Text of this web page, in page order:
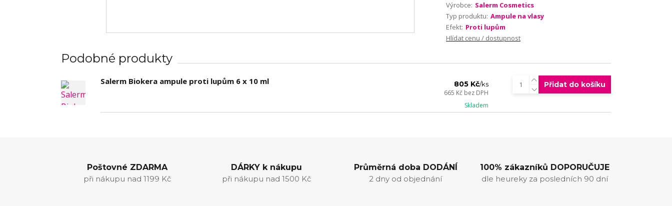
Výrobce: Salerm Cosmetics
Typ produktu: Ampule na vlasy
Efekt: Proti lupům
Hlídat cenu / dostupnost
Podobné produkty
Salerm Biokera ampule proti lupům 6 x 10 ml 805 Kč/ks
665 Kč bez DPH
Skladem
Přidat do košíku
Poštovné ZDARMA
při nákupu nad 1199 Kč
DÁRKY k nákupu
při nákupu nad 1500 Kč
Průměrná doba DODÁNÍ
2 dny od objednání
100% zákazníků DOPORUČUJE
dle heureky za posledních 90 dní